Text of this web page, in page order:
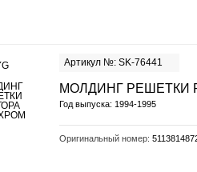
Артикул №: SK-76441
МОЛДИНГ РЕШЕТКИ
Год выпуска: 1994-1995
Оригинальный номер: